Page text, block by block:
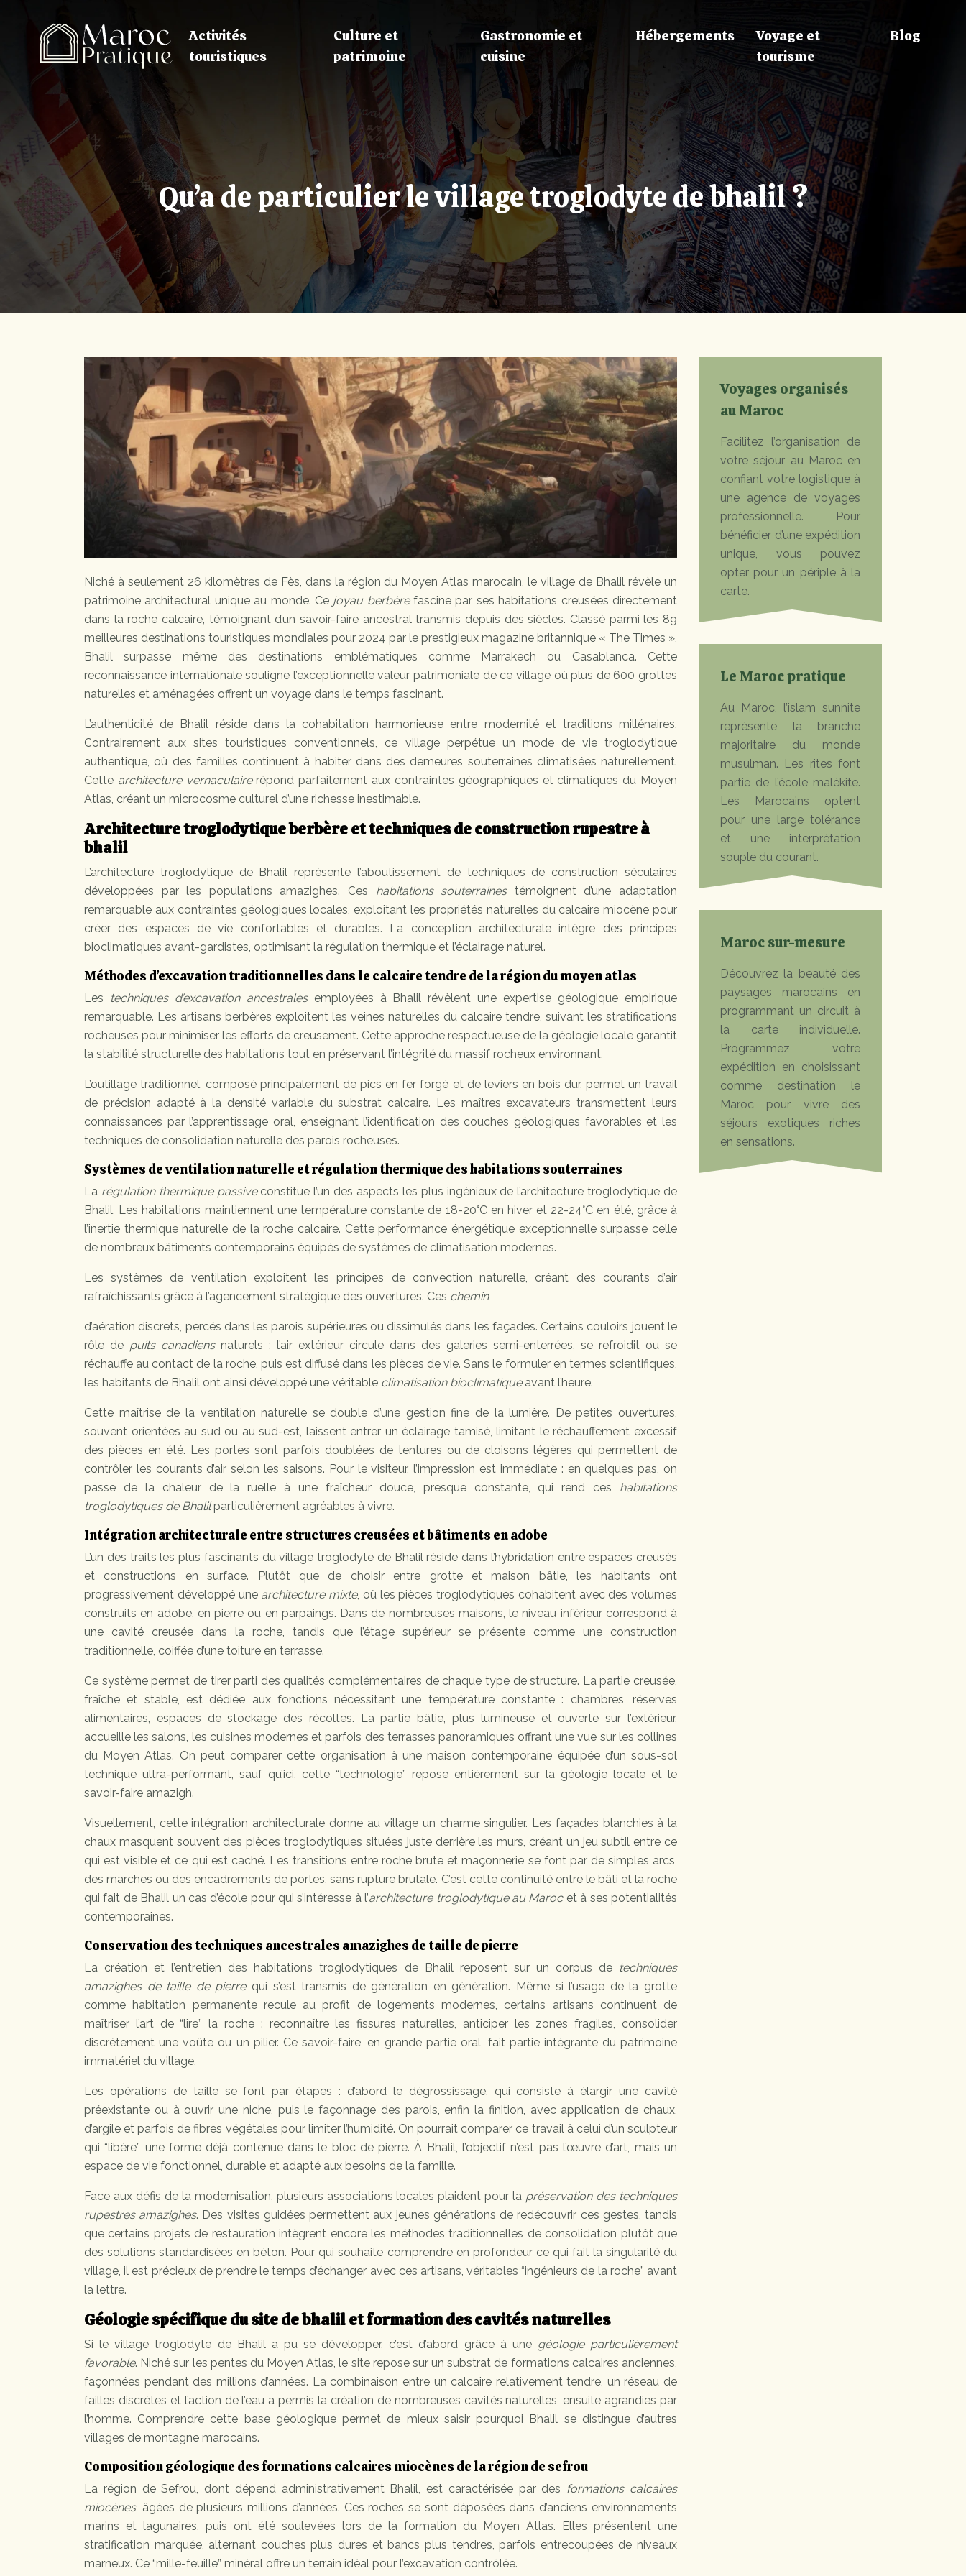
Activités
touristiques
Culture et
patrimoine
Gastronomie et
cuisine
Hébergements
Voyage et
tourisme
Blog
Qu’a de particulier le village troglodyte de bhalil ?
Niché à seulement 26 kilomètres de Fès, dans la région du Moyen Atlas marocain, le village de Bhalil révèle un
patrimoine architectural unique au monde. Ce joyau berbèrefascine par ses habitations creusées directement
dans la roche calcaire, témoignant d’un savoir-faire ancestral transmis depuis des siècles. Classé parmi les 89
meilleures destinations touristiques mondiales pour 2024 par le prestigieux magazine britannique « The Times »,
Bhalil surpasse même des destinations emblématiques comme Marrakech ou Casablanca. Cette
reconnaissance internationale souligne l’exceptionnelle valeur patrimoniale de ce village où plus de 600 grottes
naturelles et aménagées offrent un voyage dans le temps fascinant.
L’authenticité de Bhalil réside dans la cohabitation harmonieuse entre modernité et traditions millénaires.
Contrairement aux sites touristiques conventionnels, ce village perpétue un mode de vie troglodytique
authentique, où des familles continuent à habiter dans des demeures souterraines climatisées naturellement.
Cette architecture vernaculairerépond parfaitement aux contraintes géographiques et climatiques du Moyen
Atlas, créant un microcosme culturel d’une richesse inestimable.
Architecture troglodytique berbère et techniques de construction rupestre à
bhalil
L’architecture troglodytique de Bhalil représente l’aboutissement de techniques de construction séculaires
développées par les populations amazighes. Ces habitations souterrainestémoignent d’une adaptation
remarquable aux contraintes géologiques locales, exploitant les propriétés naturelles du calcaire miocène pour
créer des espaces de vie confortables et durables. La conception architecturale intègre des principes
bioclimatiques avant-gardistes, optimisant la régulation thermique et l’éclairage naturel.
Méthodes d’excavation traditionnelles dans le calcaire tendre de la région du moyen atlas
Les techniques d’excavation ancestralesemployées à Bhalil révèlent une expertise géologique empirique
remarquable. Les artisans berbères exploitent les veines naturelles du calcaire tendre, suivant les stratifications
rocheuses pour minimiser les efforts de creusement. Cette approche respectueuse de la géologie locale garantit
la stabilité structurelle des habitations tout en préservant l’intégrité du massif rocheux environnant.
L’outillage traditionnel, composé principalement de pics en fer forgé et de leviers en bois dur, permet un travail
de précision adapté à la densité variable du substrat calcaire. Les maîtres excavateurs transmettent leurs
connaissances par l’apprentissage oral, enseignant l’identification des couches géologiques favorables et les
techniques de consolidation naturelle des parois rocheuses.
Systèmes de ventilation naturelle et régulation thermique des habitations souterraines
La régulation thermique passiveconstitue l’un des aspects les plus ingénieux de l’architecture troglodytique de
Bhalil. Les habitations maintiennent une température constante de 18-20°C en hiver et 22-24°C en été, grâce à
l’inertie thermique naturelle de la roche calcaire. Cette performance énergétique exceptionnelle surpasse celle
de nombreux bâtiments contemporains équipés de systèmes de climatisation modernes.
Les systèmes de ventilation exploitent les principes de convection naturelle, créant des courants d’air
rafraîchissants grâce à l’agencement stratégique des ouvertures. Ces chemin
d’aération discrets, percés dans les parois supérieures ou dissimulés dans les façades. Certains couloirs jouent le
rôle de puits canadiensnaturels : l’air extérieur circule dans des galeries semi-enterrées, se refroidit ou se
réchauffe au contact de la roche, puis est diffusé dans les pièces de vie. Sans le formuler en termes scientifiques,
les habitants de Bhalil ont ainsi développé une véritable climatisation bioclimatiqueavant l’heure.
Cette maîtrise de la ventilation naturelle se double d’une gestion fine de la lumière. De petites ouvertures,
souvent orientées au sud ou au sud-est, laissent entrer un éclairage tamisé, limitant le réchauffement excessif
des pièces en été. Les portes sont parfois doublées de tentures ou de cloisons légères qui permettent de
contrôler les courants d’air selon les saisons. Pour le visiteur, l’impression est immédiate : en quelques pas, on
passe de la chaleur de la ruelle à une fraîcheur douce, presque constante, qui rend ces habitations
troglodytiques de Bhalilparticulièrement agréables à vivre.
Intégration architecturale entre structures creusées et bâtiments en adobe
L’un des traits les plus fascinants du village troglodyte de Bhalil réside dans l’hybridation entre espaces creusés
et constructions en surface. Plutôt que de choisir entre grotte et maison bâtie, les habitants ont
progressivement développé une architecture mixte, où les pièces troglodytiques cohabitent avec des volumes
construits en adobe, en pierre ou en parpaings. Dans de nombreuses maisons, le niveau inférieur correspond à
une cavité creusée dans la roche, tandis que l’étage supérieur se présente comme une construction
traditionnelle, coiffée d’une toiture en terrasse.
Ce système permet de tirer parti des qualités complémentaires de chaque type de structure. La partie creusée,
fraîche et stable, est dédiée aux fonctions nécessitant une température constante : chambres, réserves
alimentaires, espaces de stockage des récoltes. La partie bâtie, plus lumineuse et ouverte sur l’extérieur,
accueille les salons, les cuisines modernes et parfois des terrasses panoramiques offrant une vue sur les collines
du Moyen Atlas. On peut comparer cette organisation à une maison contemporaine équipée d’un sous-sol
technique ultra-performant, sauf qu’ici, cette “technologie” repose entièrement sur la géologie locale et le
savoir-faire amazigh.
Visuellement, cette intégration architecturale donne au village un charme singulier. Les façades blanchies à la
chaux masquent souvent des pièces troglodytiques situées juste derrière les murs, créant un jeu subtil entre ce
qui est visible et ce qui est caché. Les transitions entre roche brute et maçonnerie se font par de simples arcs,
des marches ou des encadrements de portes, sans rupture brutale. C’est cette continuité entre le bâti et la roche
qui fait de Bhalil un cas d’école pour qui s’intéresse à l’architecture troglodytique au Marocet à ses potentialités
contemporaines.
Conservation des techniques ancestrales amazighes de taille de pierre
La création et l’entretien des habitations troglodytiques de Bhalil reposent sur un corpus de techniques
amazighes de taille de pierrequi s’est transmis de génération en génération. Même si l’usage de la grotte
comme habitation permanente recule au profit de logements modernes, certains artisans continuent de
maîtriser l’art de “lire” la roche : reconnaître les fissures naturelles, anticiper les zones fragiles, consolider
discrètement une voûte ou un pilier. Ce savoir-faire, en grande partie oral, fait partie intégrante du patrimoine
immatériel du village.
Les opérations de taille se font par étapes : d’abord le dégrossissage, qui consiste à élargir une cavité
préexistante ou à ouvrir une niche, puis le façonnage des parois, enfin la finition, avec application de chaux,
d’argile et parfois de fibres végétales pour limiter l’humidité. On pourrait comparer ce travail à celui d’un sculpteur
qui “libère” une forme déjà contenue dans le bloc de pierre. À Bhalil, l’objectif n’est pas l’œuvre d’art, mais un
espace de vie fonctionnel, durable et adapté aux besoins de la famille.
Face aux défis de la modernisation, plusieurs associations locales plaident pour la préservation des techniques
rupestres amazighes. Des visites guidées permettent aux jeunes générations de redécouvrir ces gestes, tandis
que certains projets de restauration intègrent encore les méthodes traditionnelles de consolidation plutôt que
des solutions standardisées en béton. Pour qui souhaite comprendre en profondeur ce qui fait la singularité du
village, il est précieux de prendre le temps d’échanger avec ces artisans, véritables “ingénieurs de la roche” avant
la lettre.
Géologie spécifique du site de bhalil et formation des cavités naturelles
Si le village troglodyte de Bhalil a pu se développer, c’est d’abord grâce à une géologie particulièrement
favorable. Niché sur les pentes du Moyen Atlas, le site repose sur un substrat de formations calcaires anciennes,
façonnées pendant des millions d’années. La combinaison entre un calcaire relativement tendre, un réseau de
failles discrètes et l’action de l’eau a permis la création de nombreuses cavités naturelles, ensuite agrandies par
l’homme. Comprendre cette base géologique permet de mieux saisir pourquoi Bhalil se distingue d’autres
villages de montagne marocains.
Composition géologique des formations calcaires miocènes de la région de sefrou
La région de Sefrou, dont dépend administrativement Bhalil, est caractérisée par des formations calcaires
miocènes, âgées de plusieurs millions d’années. Ces roches se sont déposées dans d’anciens environnements
marins et lagunaires, puis ont été soulevées lors de la formation du Moyen Atlas. Elles présentent une
stratification marquée, alternant couches plus dures et bancs plus tendres, parfois entrecoupées de niveaux
marneux. Ce “mille-feuille” minéral offre un terrain idéal pour l’excavation contrôlée.
Voyages organisés
au Maroc
Facilitez l’organisation de
votre séjour au Maroc en
confiant votre logistique à
une agence de voyages
professionnelle. Pour
bénéficier d’une expédition
unique, vous pouvez
opter pour un périple à la
carte.
Le Maroc pratique
Au Maroc, l’islam sunnite
représente la branche
majoritaire du monde
musulman. Les rites font
partie de l’école malékite.
Les Marocains optent
pour une large tolérance
et une interprétation
souple du courant.
Maroc sur-mesure
Découvrez la beauté des
paysages marocains en
programmant un circuit à
la carte individuelle.
Programmez votre
expédition en choisissant
comme destination le
Maroc pour vivre des
séjours exotiques riches
en sensations.